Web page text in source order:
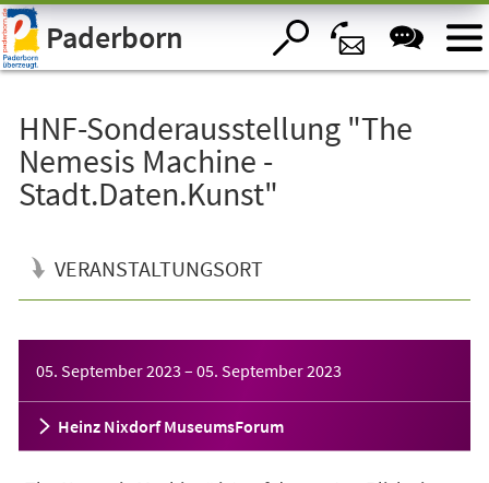
Visuelle
Assistenzsoftware
öffnen.Paderborn
HNF-Sonderausstellung "The
Nemesis Machine -
Stadt.Daten.Kunst"
VERANSTALTUNGSORT
05. September 2023 – 05. September 2023
Heinz Nixdorf MuseumsForum